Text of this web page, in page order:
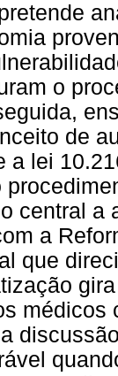
o
de
a lei
central a
a
que
médicos